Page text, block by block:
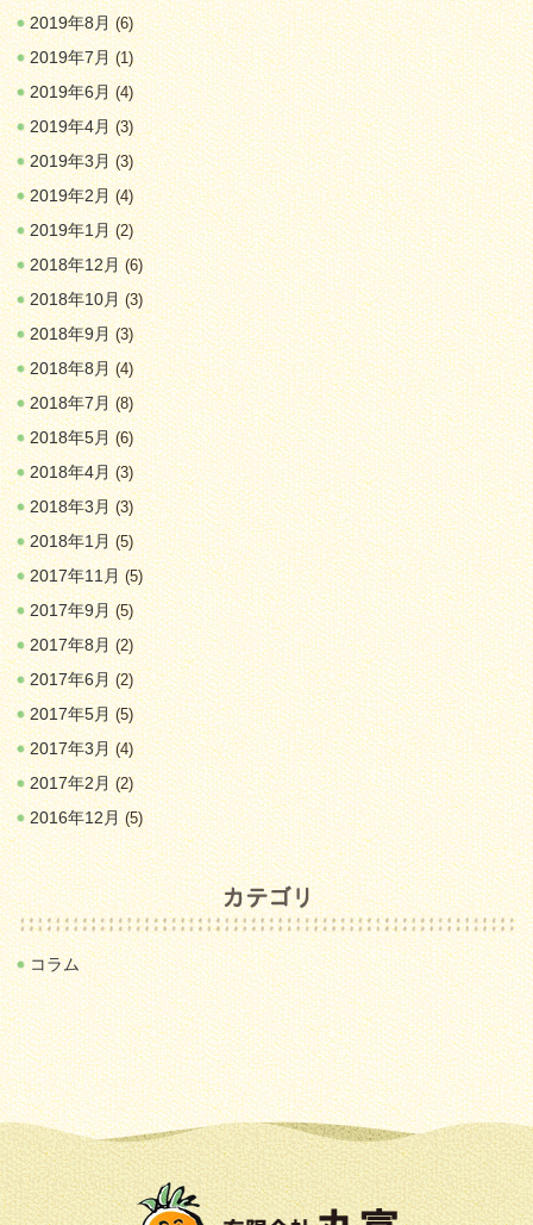
2019年8月(6)
2019年7月(1)
2019年6月(4)
2019年4月(3)
2019年3月(3)
2019年2月(4)
2019年1月(2)
2018年12月(6)
2018年10月(3)
2018年9月(3)
2018年8月(4)
2018年7月(8)
2018年5月(6)
2018年4月(3)
2018年3月(3)
2018年1月(5)
2017年11月(5)
2017年9月(5)
2017年8月(2)
2017年6月(2)
2017年5月(5)
2017年3月(4)
2017年2月(2)
2016年12月(5)
コラム